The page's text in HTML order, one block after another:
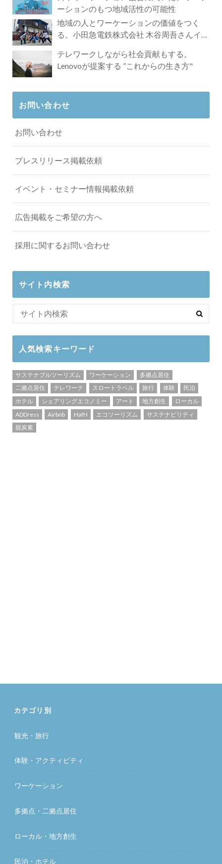
ーションのもつ地域活性の可能性
地域の人とワーケーションの価値をつく
る。小田急電鉄株式会社 木谷周吾さんイン
テレワークしながら社会貢献もする。
Lenovoが提案する ”これからの生き方"
お問い合わせ
お問い合わせ
プレスリリース掲載依頼
イベント・セミナー情報掲載依頼
広告掲載をご希望の方へ
採用に関するお問い合わせ
サイト内検索
人気検索キーワード
サステナブルツーリズム ワーケーション
多拠点居住
二拠点居住
テレワーク スロートラベル 旅行 体験
民泊
ホテル
シェアリングエコノミー アート 地方創生
ローカル
ADDress
Airbnb HafH エコツーリズム
サステナビリティ
脱炭素
カテゴリ別
観光・旅行
体験・アクティビティ
ワーケーション
多拠点・二拠点居住
ローカル・地方創生
民泊・ホテル